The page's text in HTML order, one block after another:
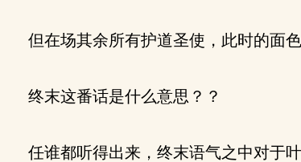
但在场其余所有护道圣使，此时的面
终末这番话是什么意思？？
任谁都听得出来，终末语气之中对于